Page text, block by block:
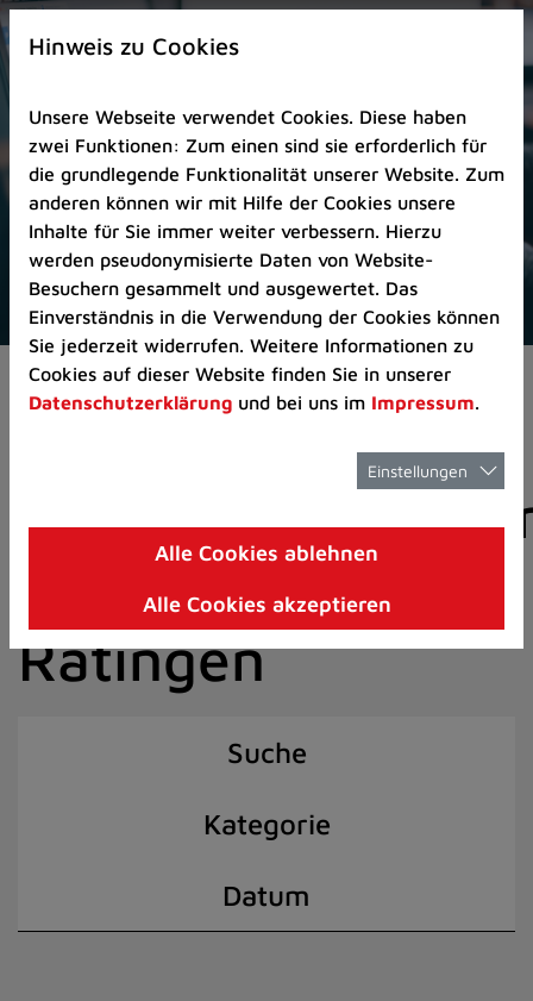
Zur
Startseite
Zum
Seitenanfang
springen
(Schnelltaste
A)
Zur
Navigation/Menü
springen
(Schnelltaste
M)
Zur
8)
I)
Aktuelles Pressemitteilungen
der Stadt
Ratingen
Suche
Kategorie
Datum
Hinweis zu Cookies
Unsere Webseite verwendet Cookies. Diese haben
zwei Funktionen: Zum einen sind sie erforderlich für
die grundlegende Funktionalität unserer Website. Zum
anderen können wir mit Hilfe der Cookies unsere
Inhalte für Sie immer weiter verbessern. Hierzu
werden pseudonymisierte Daten von Website-
Besuchern gesammelt und ausgewertet. Das
Einverständnis in die Verwendung der Cookies können
Sie jederzeit widerrufen. Weitere Informationen zu
Cookies auf dieser Website finden Sie in unserer
Datenschutzerklärung und bei uns im Impressum.
Einstellungen
Alle Cookies ablehnen
Alle Cookies akzeptieren